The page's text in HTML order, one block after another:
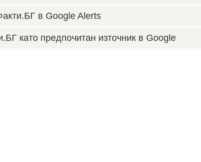
в Google Alerts
като предпочитан източник в Google